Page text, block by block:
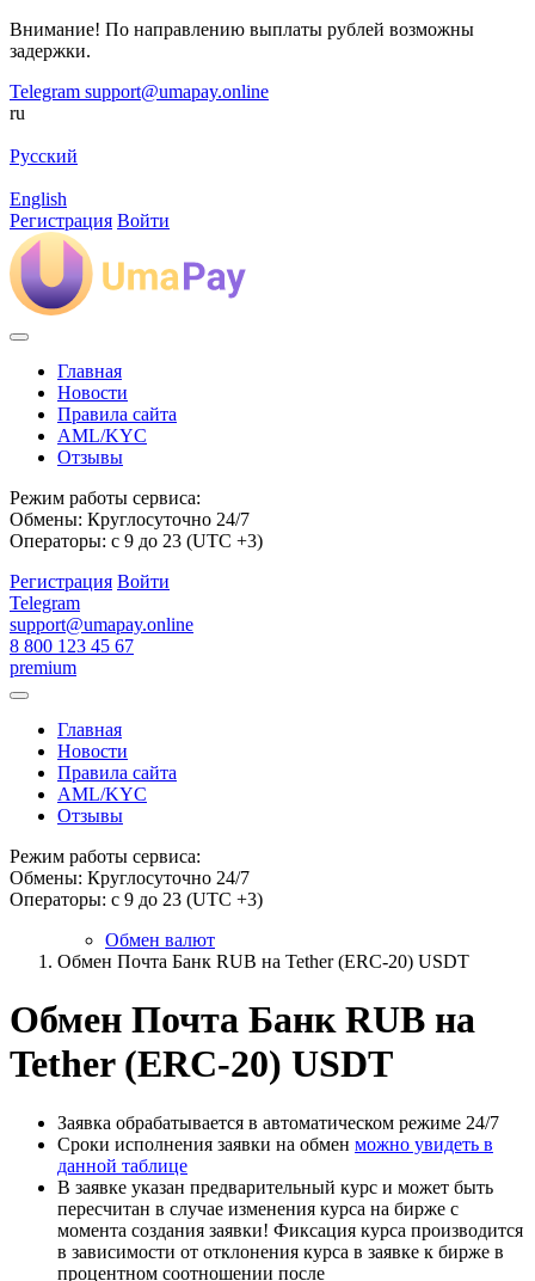
Внимание! По направлению выплаты рублей возможны
задержки.
Telegram support@umapay.online
ru
Русский
English
Регистрация Войти
Главная
Новости
Правила сайта
AML/KYC
Отзывы
Режим работы сервиса:
Обмены: Круглосуточно 24/7
Операторы: с 9 до 23 (UTC +3)
Регистрация Войти
Telegram
support@umapay.online
8 800 123 45 67
premium
Главная
Новости
Правила сайта
AML/KYC
Отзывы
Режим работы сервиса:
Обмены: Круглосуточно 24/7
Операторы: с 9 до 23 (UTC +3)
Обмен валют
Обмен Почта Банк RUB на Tether (ERC-20) USDT
Обмен Почта Банк RUB на
Tether (ERC-20) USDT
Заявка обрабатывается в автоматическом режиме 24/7
Сроки исполнения заявки на обмен можно увидеть в
данной таблице
В заявке указан предварительный курс и может быть
пересчитан в случае изменения курса на бирже с
момента создания заявки! Фиксация курса производится
в зависимости от отклонения курса в заявке к бирже в
процентном соотношении после